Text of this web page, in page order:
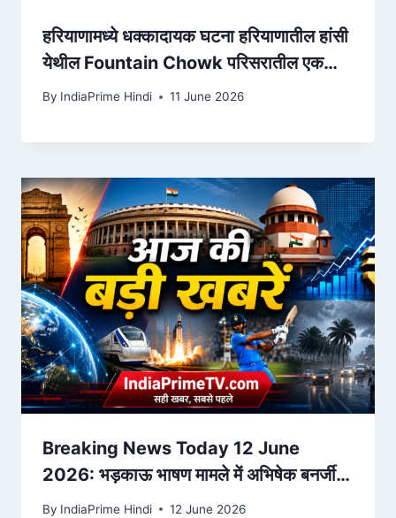
हरियाणामध्ये धक्कादायक घटना हरियाणातील हांसी
येथील Fountain Chowk परिसरातील एक
धक्कादायक व्हिडिओ समोर आला आहे. सकाळी
दुकानांच्या रॅम् – instagram.com
By IndiaPrime Hindi 11 June 2026
Breaking News Today 12 June
2026: भड़काऊ भाषण मामले में अभिषेक बनर्जी के
घर नोटिस देने पहुंची CID टीम
By IndiaPrime Hindi 12 June 2026